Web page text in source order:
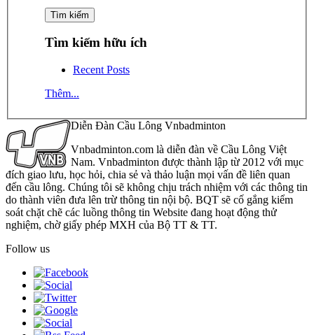
Tìm kiếm hữu ích
Recent Posts
Thêm...
Diễn Đàn Cầu Lông Vnbadminton
Vnbadminton.com là diễn đàn về Cầu Lông Việt
Nam. Vnbadminton được thành lập từ 2012 với mục
đích giao lưu, học hỏi, chia sẻ và thảo luận mọi vấn đề liên quan
đến cầu lông. Chúng tôi sẽ không chịu trách nhiệm với các thông tin
do thành viên đưa lên trừ thông tin nội bộ. BQT sẽ cố gắng kiểm
soát chặt chẽ các luồng thông tin Website đang hoạt động thử
nghiệm, chờ giấy phép MXH của Bộ TT & TT.
Follow us